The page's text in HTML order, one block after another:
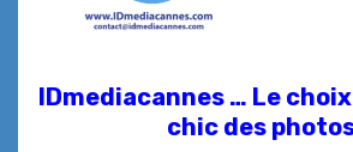
IDmediacannes … Le
chic des